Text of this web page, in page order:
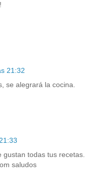
21:32
se alegrará la cocina.
gustan todas tus recetas.
saludos